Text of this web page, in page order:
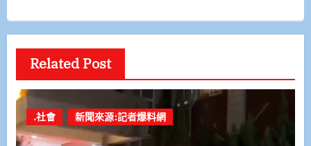
Related Post
.社會 新聞來源:記者爆料網